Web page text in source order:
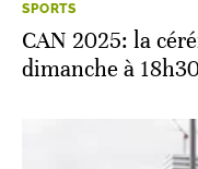
SPORTS
CAN 2025: la
dimanche à